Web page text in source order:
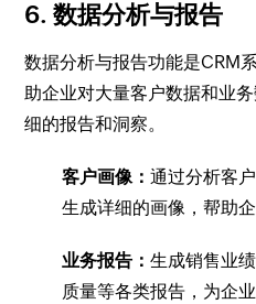
6. 数据分析与报告
数据分析与报告功能是CRM
助企业对大量客户数据和业
细的报告和洞察。
客户画像：通过分析客
生成详细的画像，帮助
业务报告：生成销售业
质量等各类报告，为企